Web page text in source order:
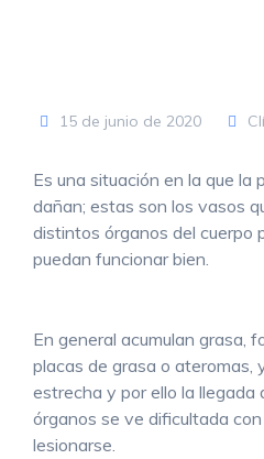
15 de junio de 2020
Es una situación en la que la
dañan; estas son los vasos
distintos órganos del cuerpo
puedan funcionar bien.
En general acumulan grasa,
placas de grasa o ateromas,
estrecha y por ello la llegada
órganos se ve dificultada
lesionarse.